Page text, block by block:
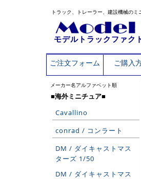
トラック、トレーラー、建設機械の
モデルトラックファク
ご注文フォーム ご購入
メーカー名アルファベット順
■海外ミニチュア■
Cavallino
conrad / コンラート
DM / ダイキャストマス
ターズ 1/50
DM / ダイキャストマス